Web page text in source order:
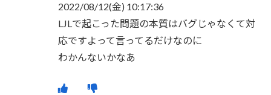
2022/08/12(金) 10:17:36
LJLで起こった問題の本質はバグじゃなくて対
応ですよって言ってるだけなのに
わかんないかなあ